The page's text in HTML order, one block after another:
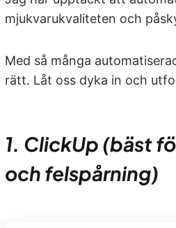
mjukvarukvaliteten och
Med så många
rätt. Låt oss dyka in och
1. ClickUp (bäst
och felspårning)